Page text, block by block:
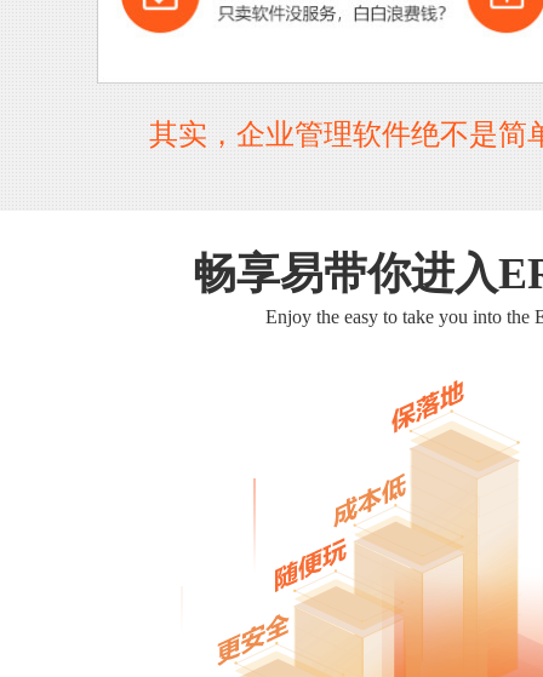
其实，企业管理软件绝不是
畅享易带你进入
Enjoy the easy to take you into the